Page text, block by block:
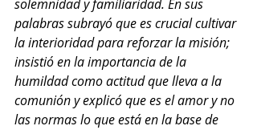
solemnidad y familiaridad. En sus
palabras subrayó que es crucial cultivar
la interioridad para reforzar la misión;
insistió en la importancia de la
humildad como actitud que lleva a la
comunión y explicó que es el amor y no
las normas lo que está en la base de